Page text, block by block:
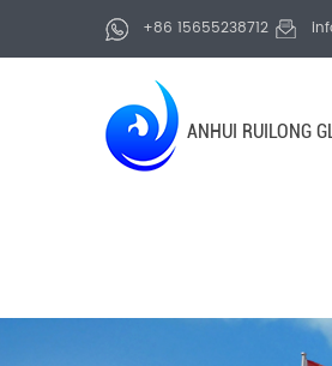
+86 15655238712
ANHUI RUILONG